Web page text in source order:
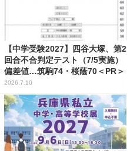
【中学受験2027】四谷大塚、第2
回合不合判定テスト（7/5実施）
偏差値…筑駒74・桜蔭70＜PR＞
2026.7.10